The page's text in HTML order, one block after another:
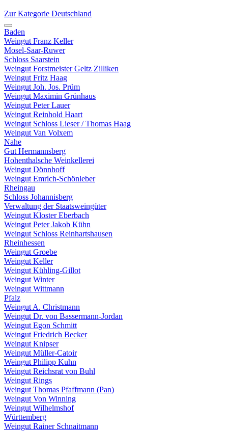
Zur Kategorie Deutschland
Baden
Weingut Franz Keller
Mosel-Saar-Ruwer
Schloss Saarstein
Weingut Forstmeister Geltz Zilliken
Weingut Fritz Haag
Weingut Joh. Jos. Prüm
Weingut Maximin Grünhaus
Weingut Peter Lauer
Weingut Reinhold Haart
Weingut Schloss Lieser / Thomas Haag
Weingut Van Volxem
Nahe
Gut Hermannsberg
Hohenthalsche Weinkellerei
Weingut Dönnhoff
Weingut Emrich-Schönleber
Rheingau
Schloss Johannisberg
Verwaltung der Staatsweingüter
Weingut Kloster Eberbach
Weingut Peter Jakob Kühn
Weingut Schloss Reinhartshausen
Rheinhessen
Weingut Groebe
Weingut Keller
Weingut Kühling-Gillot
Weingut Winter
Weingut Wittmann
Pfalz
Weingut A. Christmann
Weingut Dr. von Bassermann-Jordan
Weingut Egon Schmitt
Weingut Friedrich Becker
Weingut Knipser
Weingut Müller-Catoir
Weingut Philipp Kuhn
Weingut Reichsrat von Buhl
Weingut Rings
Weingut Thomas Pfaffmann (Pan)
Weingut Von Winning
Weingut Wilhelmshof
Württemberg
Weingut Rainer Schnaitmann